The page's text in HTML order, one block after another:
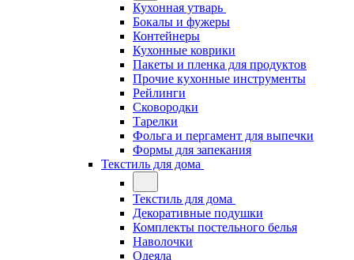
Кухонная утварь
Бокалы и фужеры
Контейнеры
Кухонные коврики
Пакеты и пленка для продуктов
Прочие кухонные инструменты
Рейлинги
Сковородки
Тарелки
Фольга и пергамент для выпечки
Формы для запекания
Текстиль для дома
Текстиль для дома
Декоративные подушки
Комплекты постельного белья
Наволочки
Одеяла